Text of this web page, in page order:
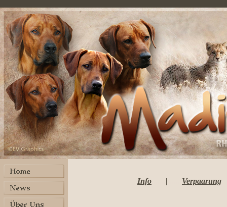
Info | Verpaarung